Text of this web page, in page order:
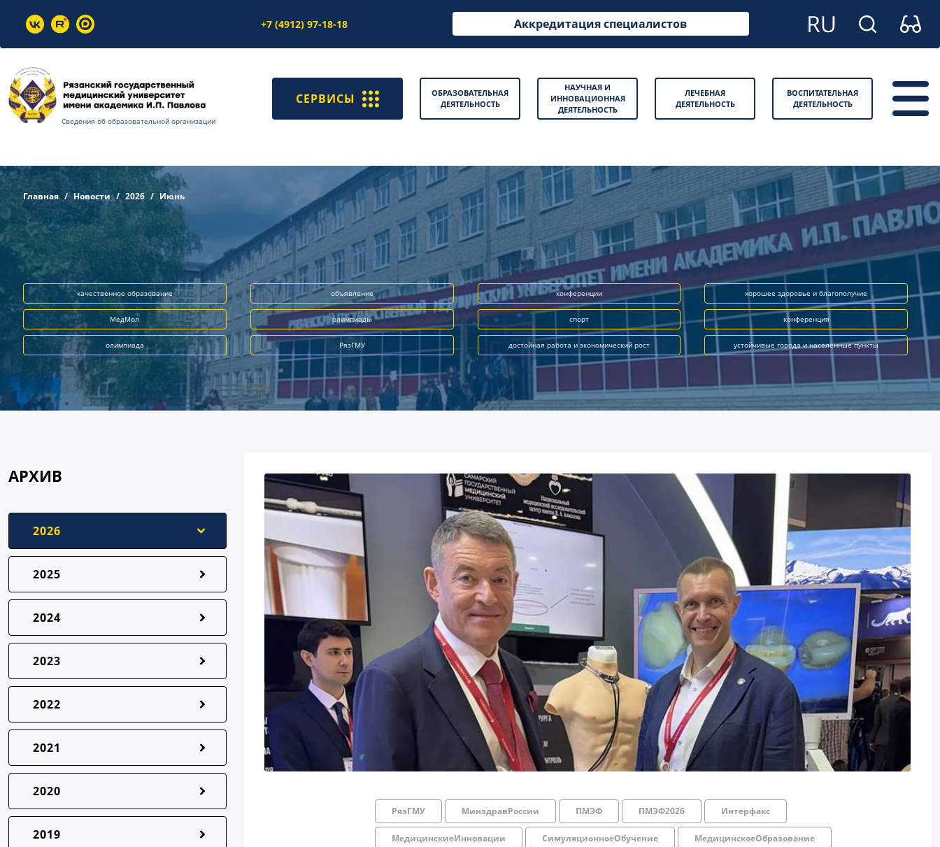
+7 (4912) 97-18-18 Аккредитация специалистов
Сведения об образовательной организации
СЕРВИСЫ
ОБРАЗОВАТЕЛЬНАЯ
ДЕЯТЕЛЬНОСТЬ
НАУЧНАЯ И
ИННОВАЦИОННАЯ
ДЕЯТЕЛЬНОСТЬ
ЛЕЧЕБНАЯ
ДЕЯТЕЛЬНОСТЬ
ВОСПИТАТЕЛЬНАЯ
ДЕЯТЕЛЬНОСТЬ
Главная Новости 2026 Июнь
качественное образование объявление конференции хорошее здоровье и благополучие
МедМол олимпиады спорт конференция
олимпиада РязГМУ достойная работа и экономический рост устойчивые города и населённые пункты
АРХИВ
2026
2025
2024
2023
2022
2021
2020
2019
РязГМУ МинздравРоссии ПМЭФ ПМЭФ2026 Интерфакс
МедицинскиеИнновации СимуляционноеОбучение МедицинскоеОбразование